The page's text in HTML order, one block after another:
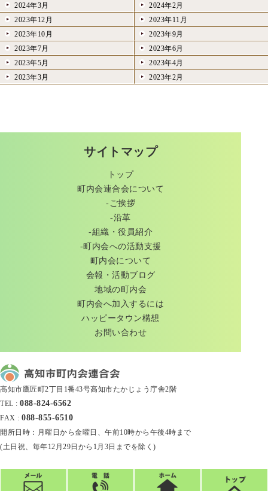
2024年3月
2024年2月
2023年12月
2023年11月
2023年10月
2023年9月
2023年7月
2023年6月
2023年5月
2023年4月
2023年3月
2023年2月
サイトマップ
トップ
町内会連合会について
-ご挨拶
-沿革
-組織・役員紹介
-町内会への活動支援
町内会について
会報・活動ブログ
地域の町内会
町内会へ加入するには
ハッピータウン構想
お問い合わせ
高知市鷹匠町2丁目1番43号高知市たかじょう庁舎2階
TEL : 088-824-6562
FAX : 088-855-6510
開所日時：月曜日から金曜日、午前10時から午後4時まで
(土日祝、毎年12月29日から1月3日までを除く)